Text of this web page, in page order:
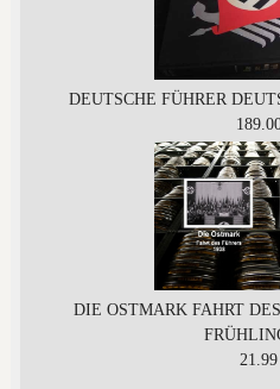
DEUTSCHE FÜHRER
DIE OSTMARK FAHRT